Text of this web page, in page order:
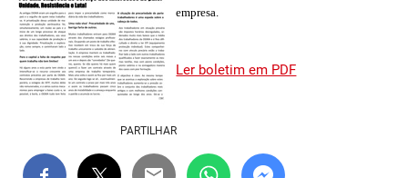
empresa.
Ler boletim em PDF
PARTILHAR